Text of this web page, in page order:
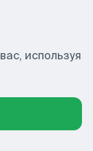
используя